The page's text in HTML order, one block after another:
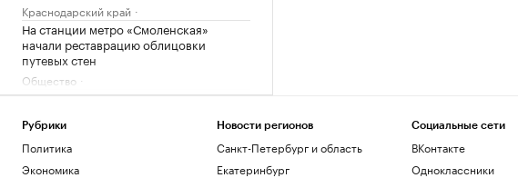
Краснодарский край
На станции метро «Смоленская»
начали реставрацию облицовки
путевых стен
Общество
Что такое Executive MBA и зачем
Образование
Патрушев посетил флагман ВМС
Бразилии «Атлантико» в порту Рио-де-
Рубрики
Политика
Экономика
Новости регионов
Санкт-Петербург и область
Екатеринбург
Социальные сети
ВКонтакте
Одноклассники